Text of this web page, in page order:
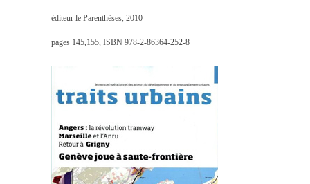
éditeur le Parenthèses, 2010
pages 145,155, ISBN 978-2-86364-252-8